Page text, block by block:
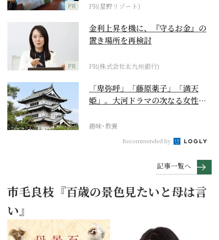
PR PR(星野リゾート)
PR
金利上昇を機に、『守るお金』の
置き場所を再検討
PR(株式会社北九州銀行)
「卑弥呼」「藤原薬子」「満天
姫」。大河ドラマの次なる女性主
趣味･教養
Recommended by
記事一覧へ
市毛良枝『百歳の景色見たいと母は言
い』